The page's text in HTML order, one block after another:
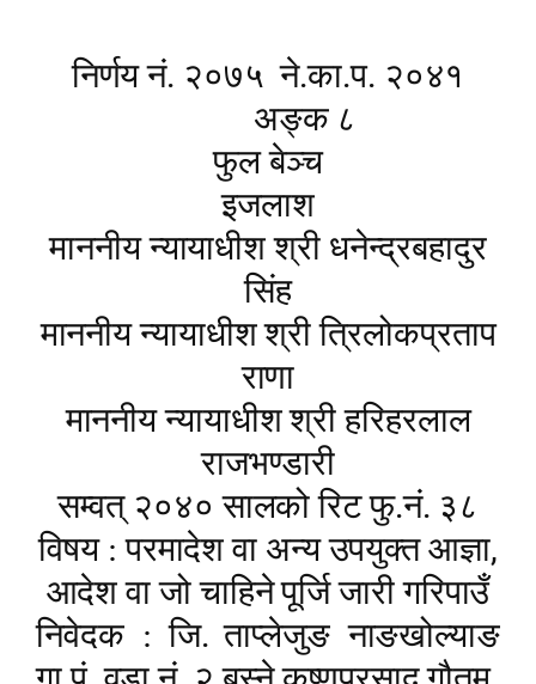
निर्णय नं. २०७५ ने.का.प. २०४१
अङ्क ८
फुल बेञ्च
इजलाश
माननीय न्यायाधीश श्री धनेन्द्रबहादुर
सिंह
माननीय न्यायाधीश श्री त्रिलोकप्रताप
राणा
माननीय न्यायाधीश श्री हरिहरलाल
राजभण्डारी
सम्वत् २०४० सालको रिट फु.नं. ३८
विषय : परमादेश वा अन्य उपयुक्त आज्ञा,
आदेश वा जो चाहिने पूर्जि जारी गरिपाउँ
निवेदक : जि. ताप्लेजुङ नाङखोल्याङ